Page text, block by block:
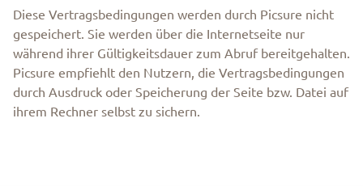
Diese Vertragsbedingungen werden durch Picsure nicht
gespeichert. Sie werden über die Internetseite nur
während ihrer Gültigkeitsdauer zum Abruf bereitgehalten.
Picsure empfiehlt den Nutzern, die Vertragsbedingungen
durch Ausdruck oder Speicherung der Seite bzw. Datei auf
ihrem Rechner selbst zu sichern.